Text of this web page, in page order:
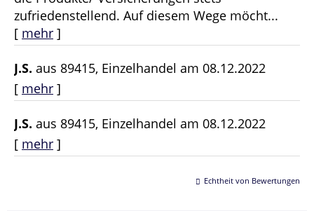
zufriedenstellend. Auf diesem Wege möcht...
[ mehr ]
J.S. aus 89415, Einzelhandel am 08.12.2022
[ mehr ]
J.S. aus 89415, Einzelhandel am 08.12.2022
[ mehr ]
Echtheit von Bewertungen